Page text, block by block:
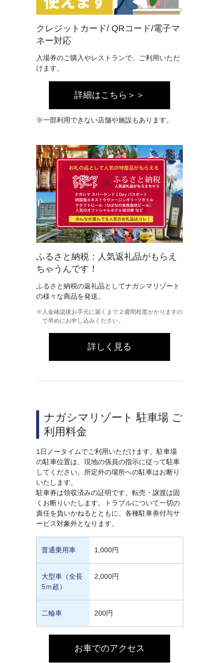
クレジットカード/ QRコード/電子マ
ネー対応
入場券のご購入やレストランで、ご利用いただ
けます。
詳細はこちら＞＞
※一部利用できない店舗や施設もあります。
ふるさと納税：人気返礼品がもらえ
ちゃうんです！
ふるさと納税の​返礼品としてナガシマリゾート
の様々な商品を発送。
入金確認後お手元に届くまで２週間程度かかりますの
で早めにお申し込みください。
詳しく見る
ナガシマリゾート 駐車場 ご
利用料金
1日ノータイムでご利用いただけます。駐車場
の駐車位置は、現地の係員の指示に従って駐車
してください。所定外の場所への駐車はお断り
いたします。
駐車券は領収済みの証明です。転売・譲渡は固
くお断りいたします。トラブルについて一切の
責任を負いかねるとともに、各種駐車券付与サ
ービス対象外となります。
普通乗用車 1,000円
大型車（全長
5ｍ超）
2,000円
二輪車 200円
お車でのアクセス